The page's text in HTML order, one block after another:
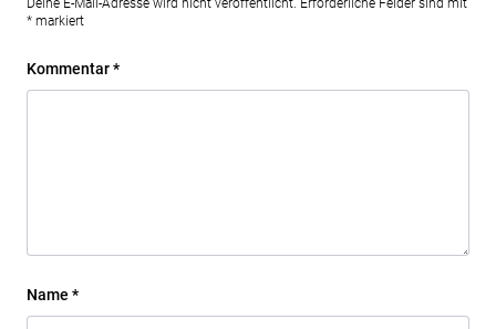
Deine E-Mail-Adresse wird nicht veröffentlicht. Erforderliche Felder sind mit
* markiert
Kommentar*
Name *